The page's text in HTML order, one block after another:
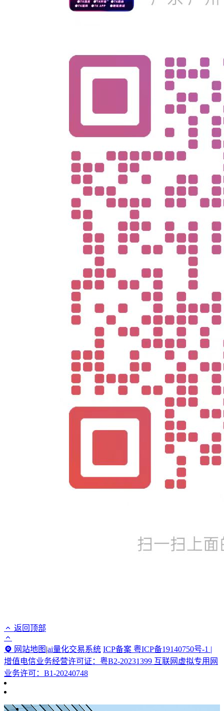
返回顶部
网站地图 |ai量化交易系统 ICP备案 粤ICP备19140750号-1 |
增值电信业务经营许可证：粤B2-20231399 互联网虚拟专用网
业务许可：B1-20240748